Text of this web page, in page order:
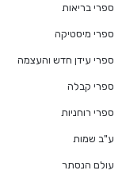
ספרי בריאות
ספרי מיסטיקה
ספרי עידן חדש והעצמה
ספרי קבלה
ספרי רוחניות
ע"ב שמות
עולם הנסתר